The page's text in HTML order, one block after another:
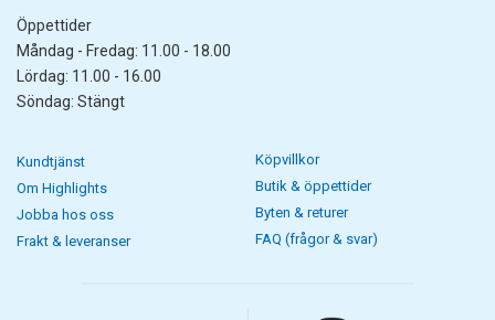
Öppettider
Måndag - Fredag: 11.00 - 18.00
Lördag: 11.00 - 16.00
Söndag: Stängt
Kundtjänst
Om Highlights
Jobba hos oss
Frakt & leveranser
Köpvillkor
Butik & öppettider
Byten & returer
FAQ (frågor & svar)